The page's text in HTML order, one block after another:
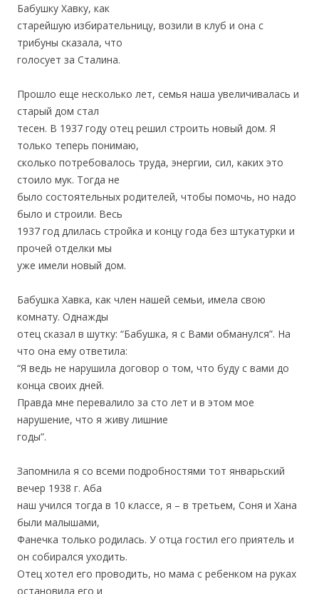
Бабушку Хавку, как
старейшую избирательницу, возили в клуб и она с
трибуны сказала, что
голосует за Сталина.
Прошло еще несколько лет, семья наша увеличивалась и
старый дом стал
тесен. В 1937 году отец решил строить новый дом. Я
только теперь понимаю,
сколько потребовалось труда, энергии, сил, каких это
стоило мук. Тогда не
было состоятельных родителей, чтобы помочь, но надо
было и строили. Весь
1937 год длилась стройка и концу года без штукатурки и
прочей отделки мы
уже имели новый дом.
Бабушка Хавка, как член нашей семьи, имела свою
комнату. Однажды
отец сказал в шутку: “Бабушка, я с Вами обманулся”. На
что она ему ответила:
“Я ведь не нарушила договор о том, что буду с вами до
конца своих дней.
Правда мне перевалило за сто лет и в этом мое
нарушение, что я живу лишние
годы”.
Запомнила я со всеми подробностями тот январьский
вечер 1938 г. Аба
наш учился тогда в 10 классе, я – в третьем, Соня и Хана
были малышами,
Фанечка только родилась. У отца гостил его приятель и
он собирался уходить.
Отец хотел его проводить, но мама с ребенком на руках
остановила его и